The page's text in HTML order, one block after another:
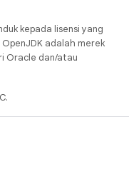
kepada lisensi yang
OpenJDK adalah merek
Oracle dan/atau